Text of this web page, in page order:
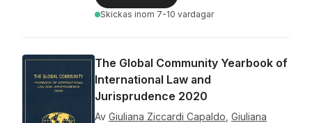
Skickas inom 7-10 vardagar
The Global Community Yearbook of
International Law and
Jurisprudence 2020
Av Giuliana Ziccardi Capaldo Giuliana